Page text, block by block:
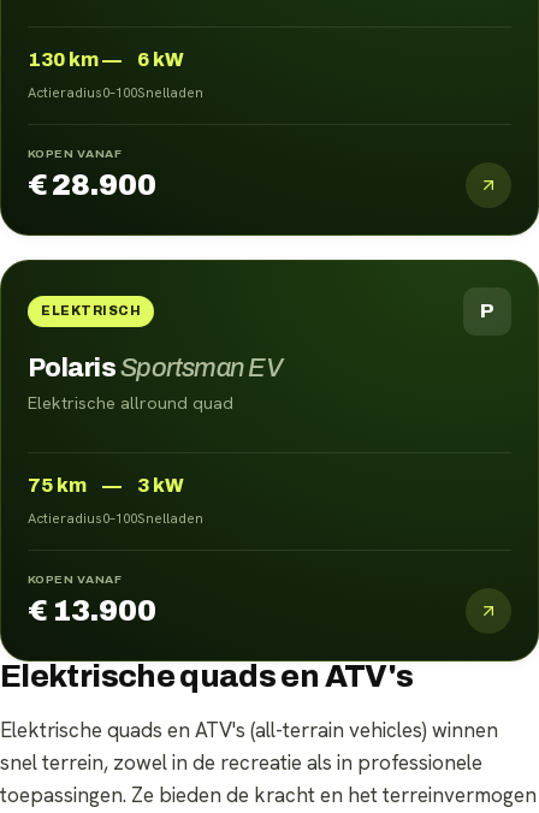
130 km
Actieradius
—
0–100
6 kW
Snelladen
KOPEN VANAF
€ 28.900
ELEKTRISCH P
PolarisSportsman EV
Elektrische allround quad
75 km
Actieradius
—
0–100
3 kW
Snelladen
KOPEN VANAF
€ 13.900
Elektrische quads en ATV's
Elektrische quads en ATV's (all-terrain vehicles) winnen
snel terrein, zowel in de recreatie als in professionele
toepassingen. Ze bieden de kracht en het terreinvermogen